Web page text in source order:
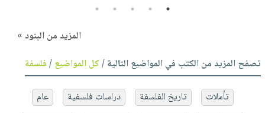
1
2
3
4
5
المزيد من البنود »
تصفح المزيد من الكتب في المواضيع التالية /كل المواضيع/فلسفة
تأملات تاريخ الفلسفة دراسات فلسفية
عام